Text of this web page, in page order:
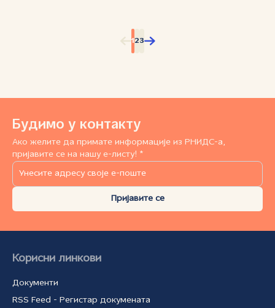
1 23
Будимо у контакту
Ако желите да примате информације из РНИДС-а,
пријавите се на нашу е-листу! *
Пријавите се
Корисни линкови
Документи
RSS Feed - Регистар докумената